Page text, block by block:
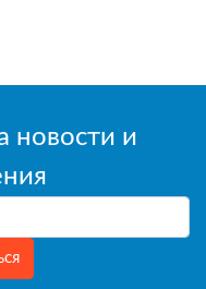
новости и